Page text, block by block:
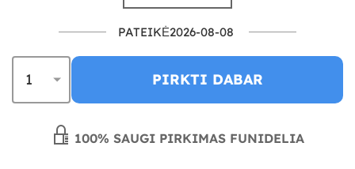
PATEIKĖ2026-08-08
PIRKTI DABAR
100% SAUGI PIRKIMAS FUNIDELIA